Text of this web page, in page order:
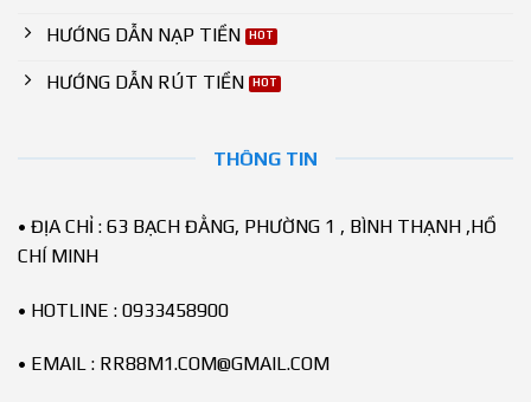
HƯỚNG DẪN NẠP TIỀN
HƯỚNG DẪN RÚT TIỀN
THÔNG TIN
• ĐỊA CHỈ : 63 BẠCH ĐẰNG, PHƯỜNG 1 , BÌNH THẠNH ,HỒ
CHÍ MINH
• HOTLINE : 0933458900
• EMAIL : RR88M1.COM@GMAIL.COM